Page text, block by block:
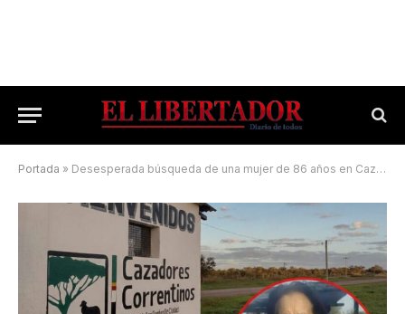
Portada » Desesperada búsqueda de una mujer de 86 años en Cazadores Correntinos